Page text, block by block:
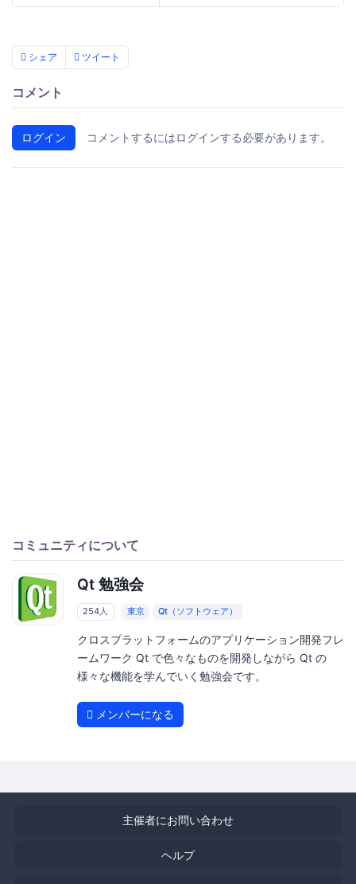
シェア ツイート
コメント
ログイン コメントするにはログインする必要があります。
コミュニティについて
Qt 勉強会
254人 東京 Qt（ソフトウェア）
クロスプラットフォームのアプリケーション開発フレ
ームワーク Qt で色々なものを開発しながら Qt の
様々な機能を学んでいく勉強会です。
メンバーになる
主催者にお問い合わせ
ヘルプ